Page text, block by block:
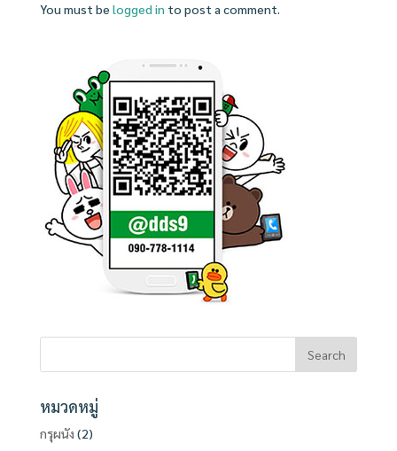
You must be logged in to post a comment.
หมวดหมู่
กรุผนัง (2)